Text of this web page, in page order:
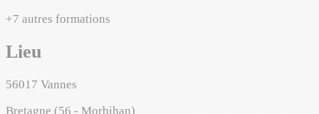
+7 autres formations
Lieu
56017 Vannes
Bretagne (56 - Morbihan)